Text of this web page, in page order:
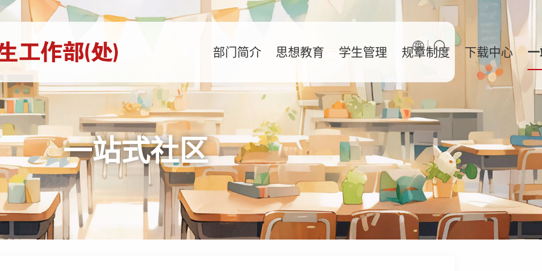
部门简介 思想教育 学生管理 规章制度 下载中心
一站式社区